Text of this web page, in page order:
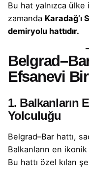
Bu hat yalnızca ülke
zamanda Karadağ’ı
demiryolu hattıdır.
Efsanevi
1. Balkanların
Yolculuğu
Belgrad–Bar hattı,
Balkanların en
Bu hattı özel kılan